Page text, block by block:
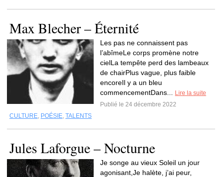
Max Blecher – Éternité
Les pas ne connaissent pas
l’abîmeLe corps promène notre
cielLa tempête perd des lambeaux
de chairPlus vague, plus faible
encoreIl y a un bleu
commencementDans...
Lire la suite
Publié le 24 décembre 2022
CULTURE, POÉSIE, TALENTS
Jules Laforgue – Nocturne
Je songe au vieux Soleil un jour
agonisant,Je halète, j’ai peur,